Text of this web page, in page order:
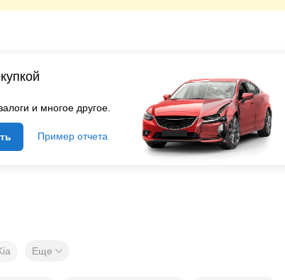
и многое другое.
Пример отчета
Еще